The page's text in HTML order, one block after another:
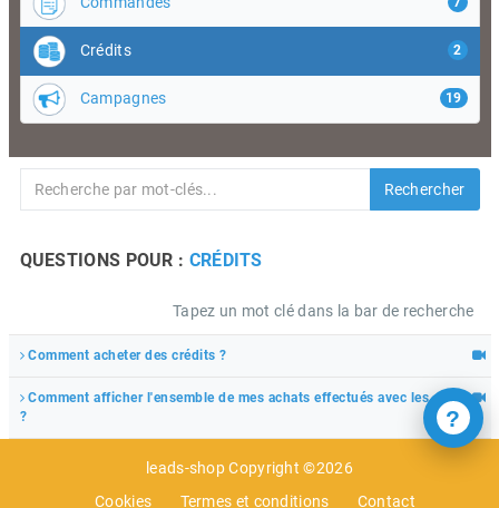
Crédits 2
Campagnes 19
Rechercher
QUESTIONS POUR : CRÉDITS
Tapez un mot clé dans la bar de recherche
Comment acheter des crédits ?
Comment afficher l'ensemble de mes achats effectués avec les crédits
?
leads-shop Copyright ©2026
Cookies
Termes et conditions Contact
?